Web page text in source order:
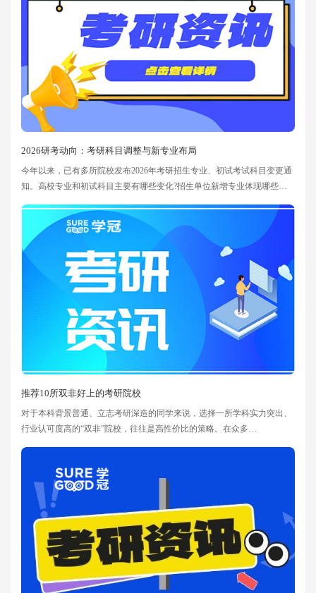
‌‌20242023年9月22日 ‌‌20232022年9月16日 ‌‌
2026研考动向：考研科目调整与新专业布局
今年以来，已有多所院校发布2026年考研招生专业、初试考试科目变更通
知。高校专业和初试科目主要有哪些变化?招生单位新增专业体现哪些趋
多所高校对2026年考研初试科目进行调整，主要包括自命题科目改为统考
科目、学科交叉和知识结构扩展、精简科目等。 根据教育部有关部
署，鼓
推荐10所双非好上的考研院校
对于本科背景普通、立志考研深造的同学来说，选择一所学科实力突出、
行业认可度高的“双非”院校，往往是高性价比的策略。在众多
密的产学研结合，在就业市场与学术圈中赢得了良好声誉。例如，东北财
经大学在经管学科领域底蕴深厚，燕山大学以强势工科见长，南京邮电大
学和重庆邮电大